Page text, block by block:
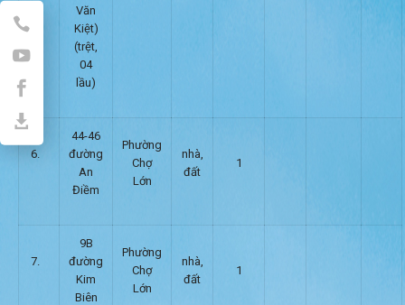
Văn
Kiệt)
(trệt,
04
lầu)
6.
44-46
đường
An
Điềm
Phường
Chợ
Lớn
nhà,
đất
1
7.
9B
đường
Kim
Biên
Phường
Chợ
Lớn
nhà,
đất
1